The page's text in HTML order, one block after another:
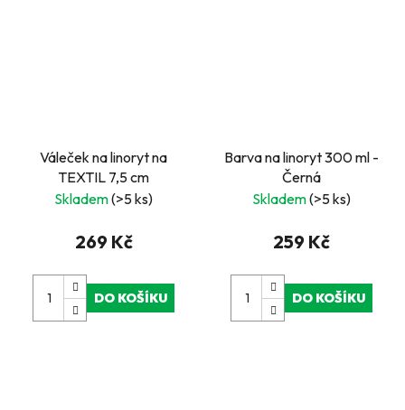
Váleček na linoryt na
TEXTIL 7,5 cm
Skladem(>5 ks)
269 Kč
DO KOŠÍKU
Barva na linoryt 300 ml -
Černá
Skladem(>5 ks)
259 Kč
DO KOŠÍKU